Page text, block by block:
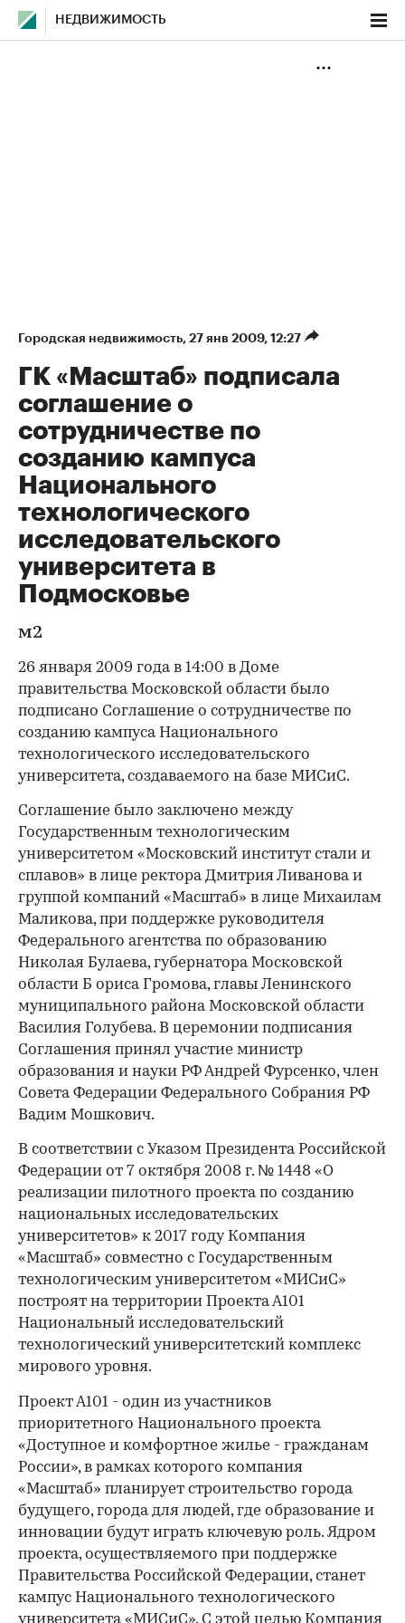
НЕДВИЖИМОСТЬ
Городская недвижимость⁠, 27 янв 2009, 12:27
ГК «Масштаб» подписала
соглашение о
сотрудничестве по
созданию кампуса
Национального
технологического
исследовательского
университета в
Подмосковье
м2
26 января 2009 года в 14:00 в Доме
правительства Московской области было
подписано Соглашение о сотрудничестве по
созданию кампуса Национального
технологического исследовательского
университета, создаваемого на базе МИСиС.
Соглашение было заключено между
Государственным технологическим
университетом «Московский институт стали и
сплавов» в лице ректора Дмитрия Ливанова и
группой компаний «Масштаб» в лице Михаилам
Маликова, при поддержке руководителя
Федерального агентства по образованию
Николая Булаева, губернатора Московской
области Б ориса Громова, главы Ленинского
муниципального района Московской области
Василия Голубева. В церемонии подписания
Соглашения принял участие министр
образования и науки РФ Андрей Фурсенко, член
Совета Федерации Федерального Собрания РФ
Вадим Мошкович.
В соответствии с Указом Президента Российской
Федерации от 7 октября 2008 г. № 1448 «О
реализации пилотного проекта по созданию
национальных исследовательских
университетов» к 2017 году Компания
«Масштаб» совместно с Государственным
технологическим университетом «МИСиС»
построят на территории Проекта А101
Национальный исследовательский
технологический университетский комплекс
мирового уровня.
Проект А101 - один из участников
приоритетного Национального проекта
«Доступное и комфортное жилье - гражданам
России», в рамках которого компания
«Масштаб» планирует строительство города
будущего, города для людей, где образование и
инновации будут играть ключевую роль. Ядром
проекта, осуществляемого при поддержке
Правительства Российской Федерации, станет
кампус Национального технологического
университета «МИСиС». С этой целью Компания